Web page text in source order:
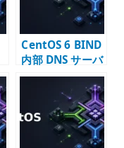
CentOS 6 BIND
内部 DNS サーバ
ー構築 –
named.conf と
ゾーン設定